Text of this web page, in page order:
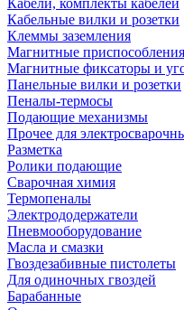
Кабели, комплекты кабелей
Кабельные вилки и розетки
Клеммы заземления
Магнитные приспособления
Магнитные фиксаторы и
Панельные вилки и розетки
Пеналы-термосы
Подающие механизмы
Прочее для
Разметка
Ролики подающие
Сварочная химия
Термопеналы
Электрододержатели
Пневмооборудование
Масла и смазки
Гвоздезабивные пистолеты
Для одиночных гвоздей
Барабанные